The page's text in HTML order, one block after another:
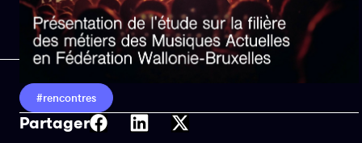
#rencontres
Partager